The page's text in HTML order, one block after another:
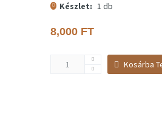
Készlet: 1 db
8,000 FT
Kosárba